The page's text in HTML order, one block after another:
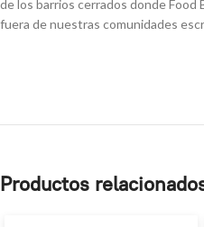
de los barrios cerrados donde Food
fuera de nuestras comunidades
Productos